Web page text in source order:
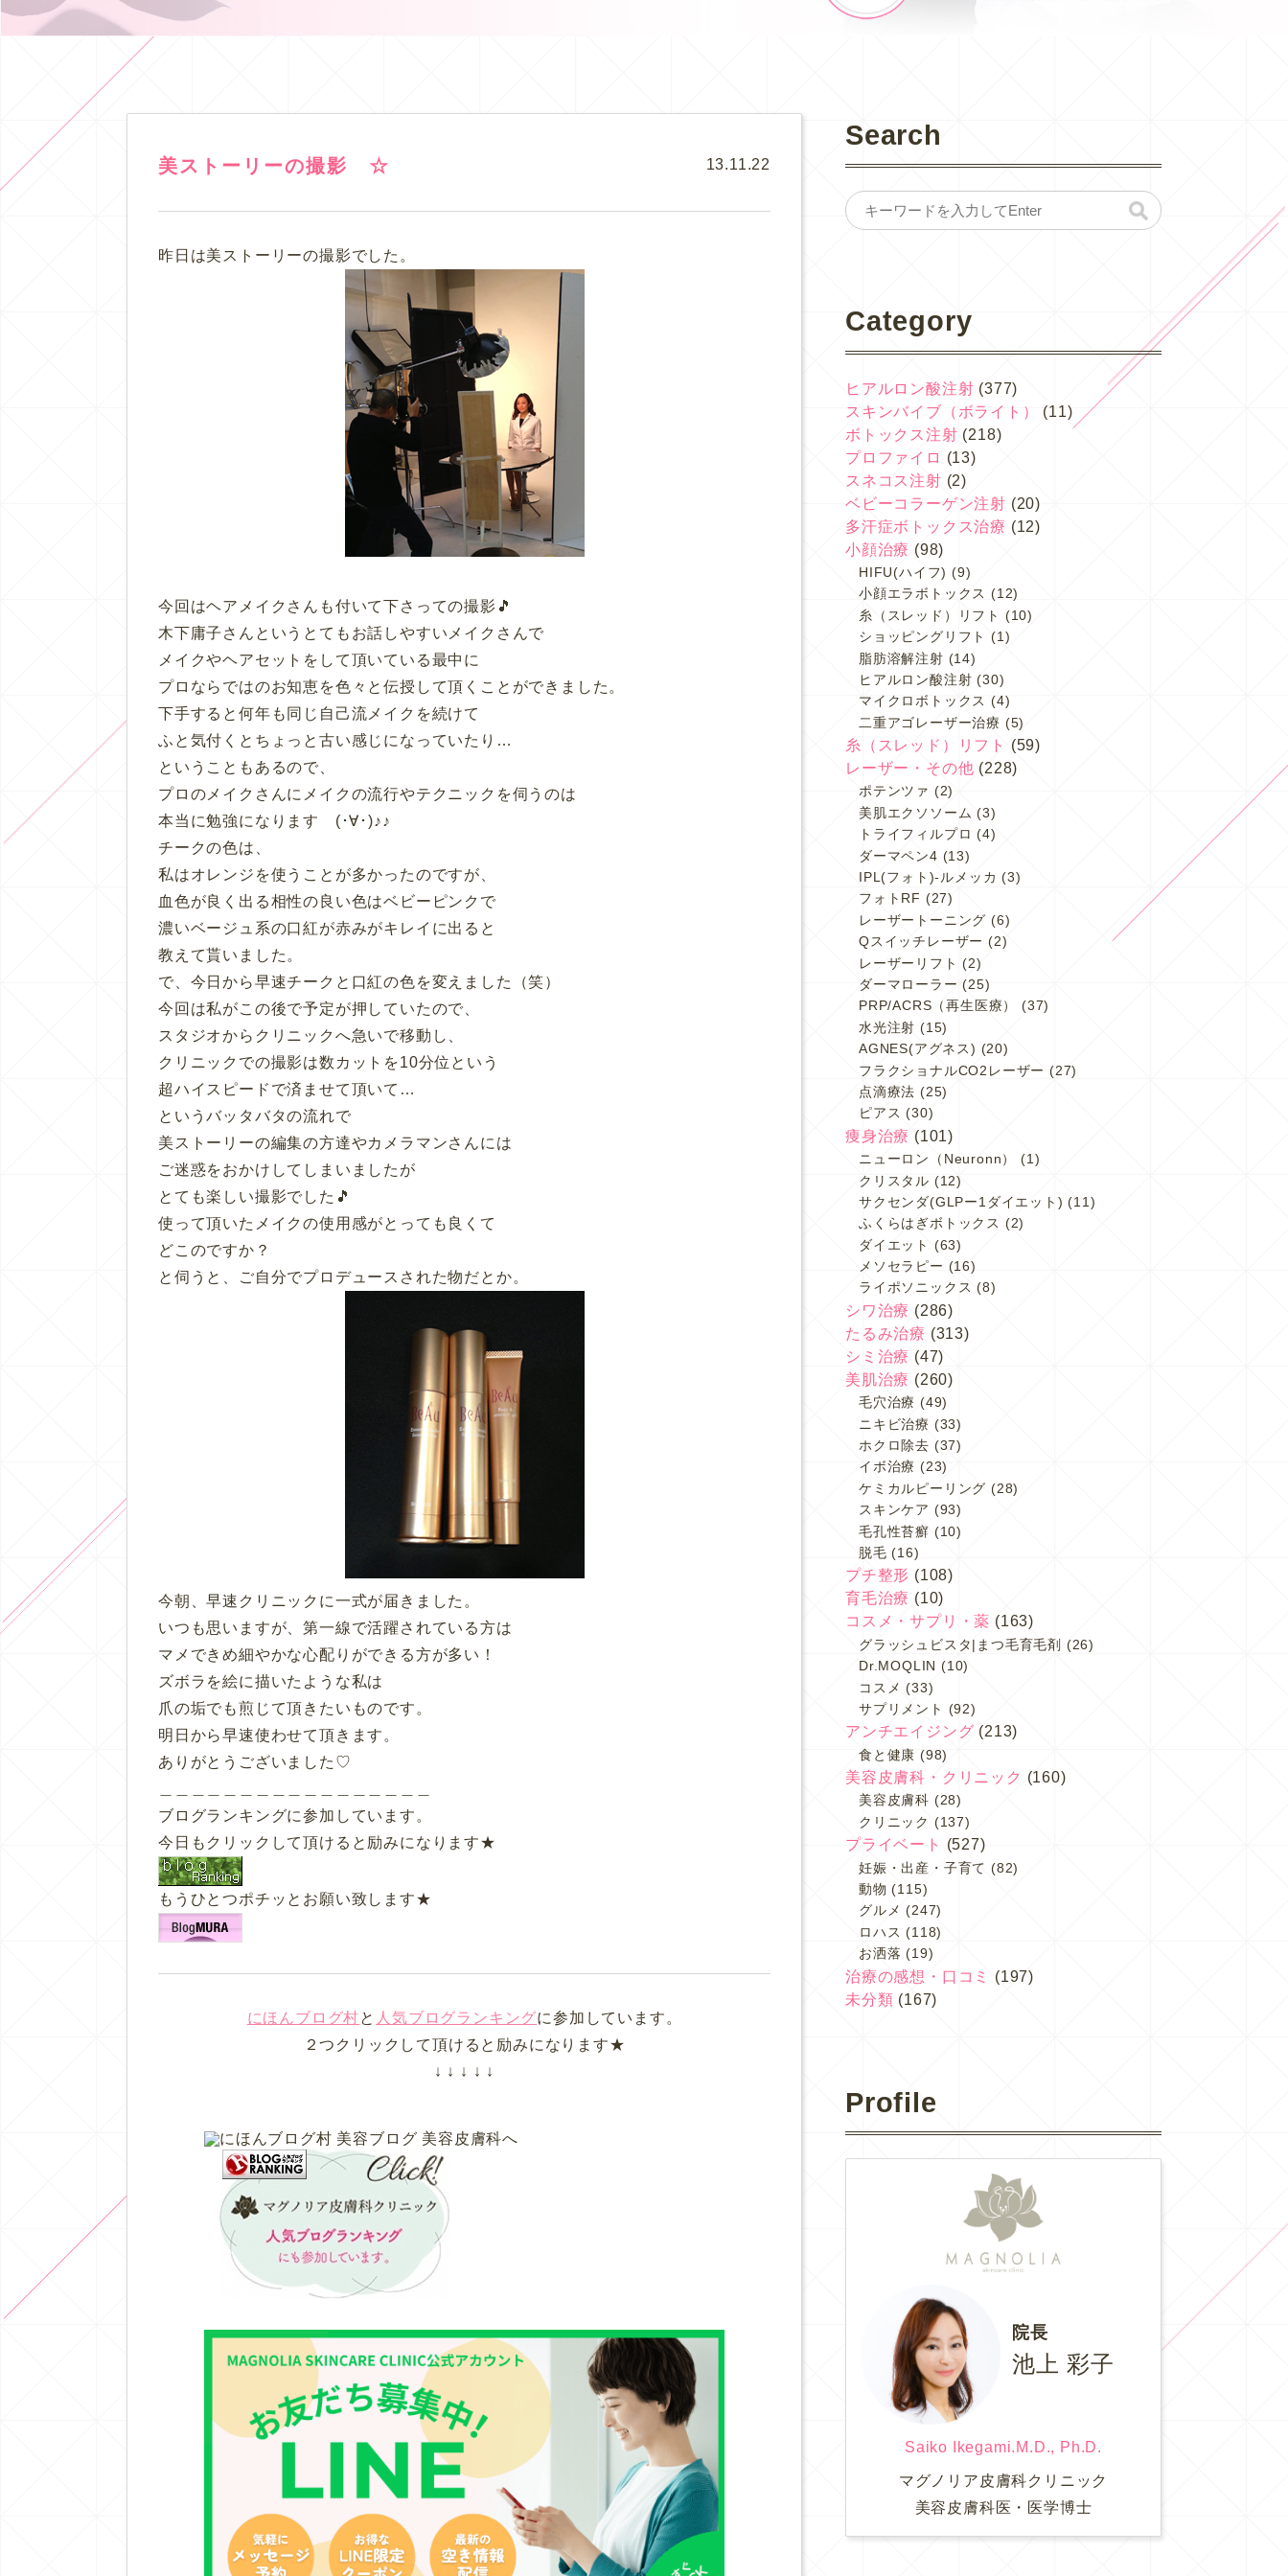
美ストーリーの撮影 ☆ 13.11.22
昨日は美ストーリーの撮影でした。
今回はヘアメイクさんも付いて下さっての撮影🎵
木下庸子さんというとてもお話しやすいメイクさんで
メイクやヘアセットをして頂いている最中に
プロならではのお知恵を色々と伝授して頂くことができました。
下手すると何年も同じ自己流メイクを続けて
ふと気付くとちょっと古い感じになっていたり…
ということもあるので、
プロのメイクさんにメイクの流行やテクニックを伺うのは
本当に勉強になります (･∀･)♪♪
チークの色は、
私はオレンジを使うことが多かったのですが、
血色が良く出る相性の良い色はベビーピンクで
濃いベージュ系の口紅が赤みがキレイに出ると
教えて貰いました。
で、今日から早速チークと口紅の色を変えました（笑）
今回は私がこの後で予定が押していたので、
スタジオからクリニックへ急いで移動し、
クリニックでの撮影は数カットを10分位という
超ハイスピードで済ませて頂いて…
というバッタバタの流れで
美ストーリーの編集の方達やカメラマンさんには
ご迷惑をおかけしてしまいましたが
とても楽しい撮影でした🎵
使って頂いたメイクの使用感がとっても良くて
どこのですか？
と伺うと、ご自分でプロデュースされた物だとか。
今朝、早速クリニックに一式が届きました。
いつも思いますが、第一線で活躍されている方は
マメできめ細やかな心配りができる方が多い！
ズボラを絵に描いたような私は
爪の垢でも煎じて頂きたいものです。
明日から早速使わせて頂きます。
ありがとうございました♡
ブログランキングに参加しています。
今日もクリックして頂けると励みになります★
もうひとつポチッとお願い致します★
にほんブログ村と 人気ブログランキングに参加しています。
２つクリックして頂けると励みになります★
↓ ↓ ↓ ↓ ↓
Search
Category
ヒアルロン酸注射 (377)
スキンバイブ（ボライト）
(11)
ボトックス注射 (218)
プロファイロ (13)
スネコス注射 (2)
ベビーコラーゲン注射 (20)
多汗症ボトックス治療 (12)
小顔治療 (98)
HIFU(ハイフ) (9)
小顔エラボトックス (12)
糸（スレッド）リフト
(10)
ショッピングリフト
(1)
脂肪溶解注射 (14)
ヒアルロン酸注射 (30)
マイクロボトックス (4)
二重アゴレーザー治療 (5)
糸（スレッド）リフト
(59)
レーザー・その他 (228)
ポテンツァ (2)
美肌エクソソーム (3)
トライフィルプロ (4)
ダーマペン4 (13)
IPL(フォト)-ルメッカ (3)
フォトRF (27)
レーザートーニング (6)
Qスイッチレーザー (2)
レーザーリフト (2)
ダーマローラー (25)
PRP/ACRS（再生医療）
(37)
水光注射 (15)
AGNES(アグネス) (20)
フラクショナルCO2レーザー (27)
点滴療法 (25)
ピアス (30)
痩身治療 (101)
ニューロン（Neuronn）
(1)
クリスタル (12)
サクセンダ(GLPー1ダイエット) (11)
ふくらはぎボトックス (2)
ダイエット (63)
メソセラピー (16)
ライポソニックス (8)
シワ治療 (286)
たるみ治療 (313)
シミ治療 (47)
美肌治療 (260)
毛穴治療 (49)
ニキビ治療 (33)
ホクロ除去 (37)
イボ治療 (23)
ケミカルピーリング (28)
スキンケア (93)
毛孔性苔癬 (10)
脱毛 (16)
プチ整形 (108)
育毛治療 (10)
コスメ・サプリ・薬 (163)
グラッシュビスタ|まつ毛育毛剤
(26)
Dr.MOQLIN (10)
コスメ (33)
サプリメント
(92)
アンチエイジング (213)
食と健康 (98)
美容皮膚科・クリニック (160)
美容皮膚科 (28)
クリニック (137)
プライベート (527)
妊娠・出産・子育て (82)
動物 (115)
グルメ (247)
ロハス (118)
お洒落 (19)
治療の感想・口コミ
(197)
未分類 (167)
Profile
院長
池上 彩子
Saiko Ikegami.M.D., Ph.D.
マグノリア皮膚科クリニック
美容皮膚科医・医学博士